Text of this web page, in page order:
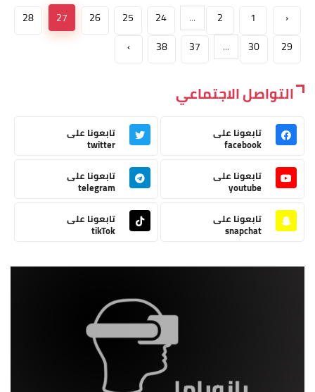
‹
1
2
...
24
25
26
27
28
29
30
...
37
38
›
التواصل الاجتماعي
تابعونا على
facebook
تابعونا على
twitter
تابعونا على
youtube
تابعونا على
telegram
تابعونا على
snapchat
تابعونا على
tikTok